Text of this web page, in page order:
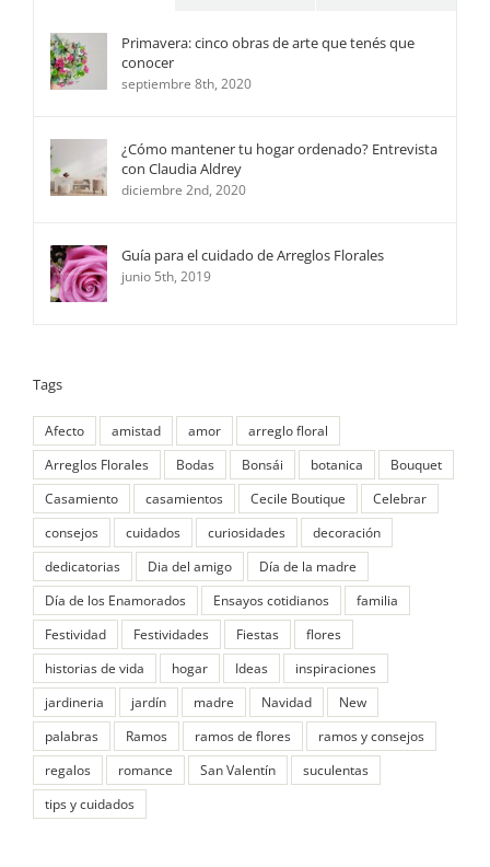
Primavera: cinco obras de arte que tenés que
conocer
septiembre 8th, 2020
¿Cómo mantener tu hogar ordenado? Entrevista
con Claudia Aldrey
diciembre 2nd, 2020
Guía para el cuidado de Arreglos Florales
junio 5th, 2019
Tags
Afecto amistad amor
arreglo floral
Arreglos Florales
Bodas Bonsái botanica
Bouquet
Casamiento
casamientos Cecile Boutique
Celebrar
consejos
cuidados curiosidades
decoración
dedicatorias
Dia del amigo
Día de la madre
Día de los Enamorados
Ensayos cotidianos
familia
Festividad
Festividades Fiestas
flores
historias de vida
hogar Ideas
inspiraciones
jardineria
jardín madre Navidad
New
palabras
Ramos ramos de flores
ramos y consejos
regalos
romance San Valentín
suculentas
tips y cuidados